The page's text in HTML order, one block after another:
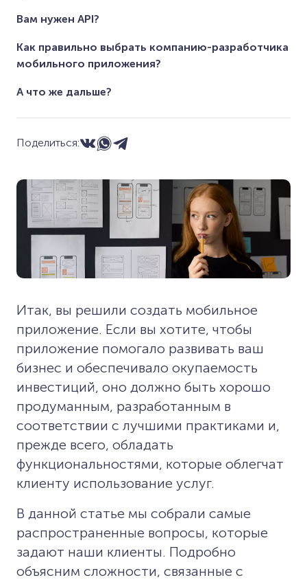
Итак, вы решили создать мобильное
приложение. Если вы хотите, чтобы
приложение помогало развивать ваш
бизнес и обеспечивало окупаемость
инвестиций, оно должно быть хорошо
продуманным, разработанным в
соответствии с лучшими практиками и,
прежде всего, обладать
функциональностями, которые облегчат
клиенту использование услуг.
В данной статье мы собрали самые
распространенные вопросы, которые
задают наши клиенты. Подробно
объясним сложности, связанные с
Вам нужен API?
Как правильно выбрать компанию-разработчика
мобильного приложения?
А что же дальше?
Поделиться: